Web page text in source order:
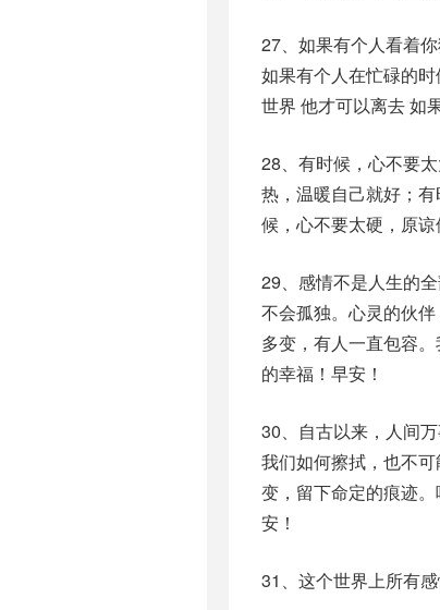
27、如果有个人看着
如果有个人在忙碌的
世界 他才可以离去 如
28、有时候，心不要
热，温暖自己就好；
候，心不要太硬，原
29、感情不是人生的
不会孤独。心灵的伙
多变，有人一直包容
的幸福！早安！
30、自古以来，人间
我们如何擦拭，也不
变，留下命定的痕迹
安！
31、这个世界上所有